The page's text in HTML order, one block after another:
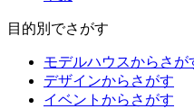
目的別でさがす
モデルハウスからさが
デザインからさがす
イベントからさがす